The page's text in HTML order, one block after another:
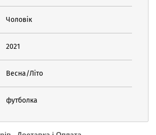
Чоловік
2021
Весна/Літо
футболка